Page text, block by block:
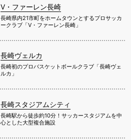
V・ファーレン長崎
長崎県内21市町をホームタウンとするプロサッカ
ークラブ「V・ファーレン長崎」
長崎ヴェルカ
長崎初のプロバスケットボールクラブ「長崎ヴェ
ルカ」
長崎スタジアムシティ
長崎駅から徒歩約10分！サッカースタジアムを中
心とした大型複合施設